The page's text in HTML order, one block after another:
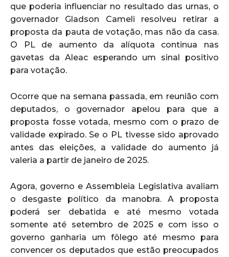
que poderia influenciar no resultado das urnas, o
governador Gladson Cameli resolveu retirar a
proposta da pauta de votação, mas não da casa.
O PL de aumento da alíquota continua nas
gavetas da Aleac esperando um sinal positivo
para votação.
Ocorre que na semana passada, em reunião com
deputados, o governador apelou para que a
proposta fosse votada, mesmo com o prazo de
validade expirado. Se o PL tivesse sido aprovado
antes das eleições, a validade do aumento já
valeria a partir de janeiro de 2025.
Agora, governo e Assembleia Legislativa avaliam
o desgaste político da manobra. A proposta
poderá ser debatida e até mesmo votada
somente até setembro de 2025 e com isso o
governo ganharia um fôlego até mesmo para
convencer os deputados que estão preocupados